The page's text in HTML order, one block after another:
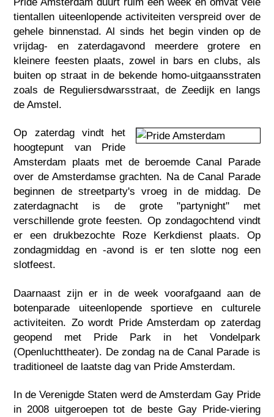
tientallen uiteenlopende activiteiten verspreid over de
gehele binnenstad. Al sinds het begin vinden op de
vrijdag- en zaterdagavond meerdere grotere en
kleinere feesten plaats, zowel in bars en clubs, als
buiten op straat in de bekende homo-uitgaansstraten
zoals de Reguliersdwarsstraat, de Zeedijk en langs
de Amstel.
Op zaterdag vindt het
hoogtepunt van Pride
Amsterdam plaats met de beroemde Canal Parade
over de Amsterdamse grachten. Na de Canal Parade
beginnen de streetparty's vroeg in de middag. De
zaterdagnacht is de grote "partynight" met
verschillende grote feesten. Op zondagochtend vindt
er een drukbezochte Roze Kerkdienst plaats. Op
zondagmiddag en -avond is er ten slotte nog een
slotfeest.
Daarnaast zijn er in de week voorafgaand aan de
botenparade uiteenlopende sportieve en culturele
activiteiten. Zo wordt Pride Amsterdam op zaterdag
geopend met Pride Park in het Vondelpark
(Openluchttheater). De zondag na de Canal Parade is
traditioneel de laatste dag van Pride Amsterdam.
In de Verenigde Staten werd de Amsterdam Gay Pride
in 2008 uitgeroepen tot de beste Gay Pride-viering